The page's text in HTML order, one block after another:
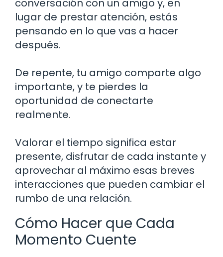
conversación con un amigo y, en
lugar de prestar atención, estás
pensando en lo que vas a hacer
después.
De repente, tu amigo comparte algo
importante, y te pierdes la
oportunidad de conectarte
realmente.
Valorar el tiempo significa estar
presente, disfrutar de cada instante y
aprovechar al máximo esas breves
interacciones que pueden cambiar el
rumbo de una relación.
Cómo Hacer que Cada
Momento Cuente